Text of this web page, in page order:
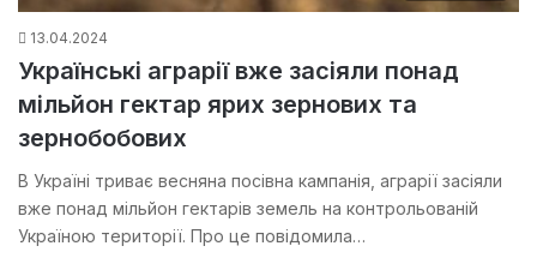
13.04.2024
Українські аграрії вже засіяли понад
мільйон гектар ярих зернових та
зернобобових
В Україні триває весняна посівна кампанія, аграрії засіяли
вже понад мільйон гектарів земель на контрольованій
Україною території. Про це повідомила…